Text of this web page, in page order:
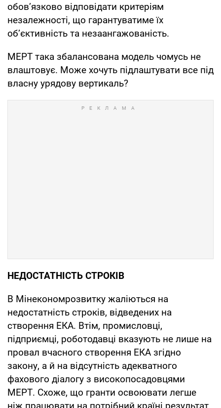
обов’язково відповідати критеріям
незалежності, що гарантуватиме їх
об’єктивність та незаангажованість.
МЕРТ така збалансована модель чомусь не
влаштовує. Може хочуть підлаштувати все під
власну урядову вертикаль?
НЕДОСТАТНІСТЬ СТРОКІВ
В Мінекономрозвитку жаліються на
недостатність строків, відведених на
створення ЕКА. Втім, промисловці,
підприємці, роботодавці вказують не лише на
провал вчасного створення ЕКА згідно
закону, а й на відсутність адекватного
фахового діалогу з високопосадовцями
МЕРТ. Схоже, що гранти освоювати легше
ніж працювати на потрібний країні результат